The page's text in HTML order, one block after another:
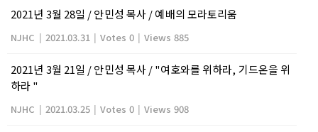
2021년 3월 28일 / 안민성 목사 / 예배의 모라토리움
NJHC | 2021.03.31 | Votes 0 | Views 885
2021년 3월 21일 / 안민성 목사 / "여호와를 위하라, 기드온을 위
하라 "
NJHC | 2021.03.25 | Votes 0 | Views 908